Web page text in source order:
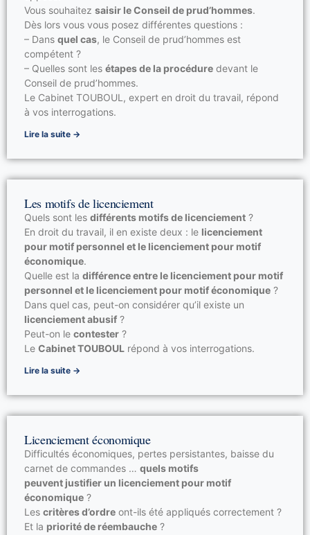
Licenciement pour motif personnel
Vous souhaitez saisir le Conseil de prud’hommes.
Dès lors vous vous posez différentes questions :
– Dans quel cas, le Conseil de prud’hommes est
compétent ?
– Quelles sont les étapes de la procédure devant le
Conseil de prud’hommes.
Le Cabinet TOUBOUL, expert en droit du travail, répond
à vos interrogations.
Lire la suite →
Les motifs de licenciement
Quels sont les différents motifs de licenciement ?
En droit du travail, il en existe deux : le licenciement
pour motif personnel et le licenciement pour motif
économique.
Quelle est la différence entre le licenciement pour motif
personnel et le licenciement pour motif économique ?
Dans quel cas, peut-on considérer qu’il existe un
licenciement abusif ?
Peut-on le contester ?
Le Cabinet TOUBOUL répond à vos interrogations.
Lire la suite →
Licenciement économique
Difficultés économiques, pertes persistantes, baisse du
carnet de commandes … quels motifs
peuvent justifier un licenciement pour motif
économique ?
Les critères d’ordre ont-ils été appliqués correctement ?
Et la priorité de réembauche ?